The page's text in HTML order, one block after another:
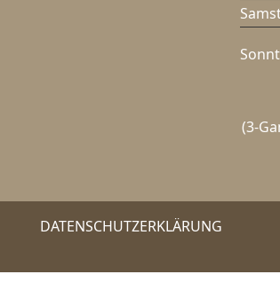
(3-
DATENSCHUTZERKLÄRUNG